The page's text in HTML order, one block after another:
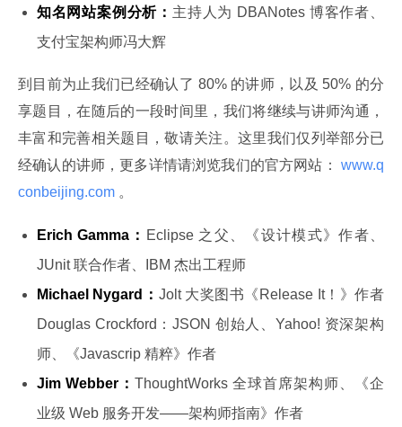
知名网站案例分析： 主持人为 DBANotes 博客作者、
支付宝架构师冯大辉
到目前为止我们已经确认了 80% 的讲师，以及 50% 的分
享题目，在随后的一段时间里，我们将继续与讲师沟通，
丰富和完善相关题目，敬请关注。这里我们仅列举部分已
经确认的讲师，更多详情请浏览我们的官方网站：
www.q
conbeijing.com 。
Erich Gamma： Eclipse 之父、《设计模式》作者、
JUnit 联合作者、IBM 杰出工程师
Michael Nygard： Jolt 大奖图书《Release It！》作者
Douglas Crockford：JSON 创始人、Yahoo! 资深架构
师、《Javascrip 精粹》作者
Jim Webber： ThoughtWorks 全球首席架构师、《企
业级 Web 服务开发——架构师指南》作者